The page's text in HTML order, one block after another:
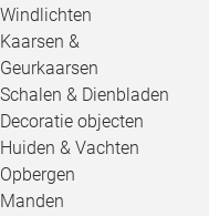
Windlichten
Kaarsen &
Geurkaarsen
Schalen & Dienbladen
Decoratie objecten
Huiden & Vachten
Opbergen
Manden